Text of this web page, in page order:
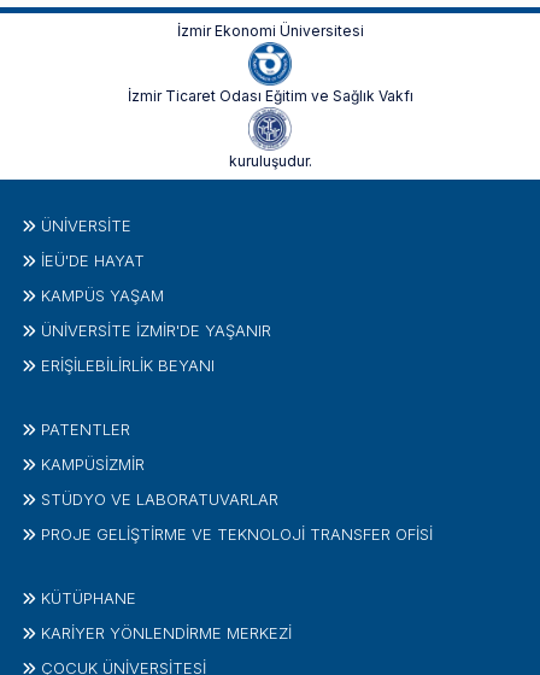
İzmir Ekonomi Üniversitesi
İzmir Ticaret Odası Eğitim ve Sağlık Vakfı
kuruluşudur.
ÜNIVERSITE
İEÜ'DE HAYAT
KAMPÜS YAŞAM
ÜNİVERSİTE İZMİR'DE YAŞANIR
ERİŞİLEBİLİRLİK BEYANI
PATENTLER
KAMPÜSİZMIR
STÜDYO VE LABORATUVARLAR
PROJE GELIŞTIRME VE TEKNOLOJI TRANSFER OFISI
KÜTÜPHANE
KARİYER YÖNLENDİRME MERKEZİ
ÇOCUK ÜNIVERSITESI